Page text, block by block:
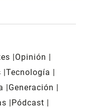
Opinión
Tecnología
Generación
Pódcast